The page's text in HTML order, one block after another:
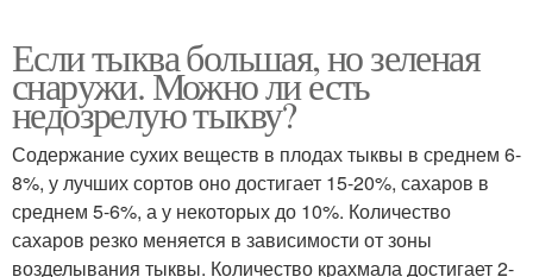
Если тыква большая, но зеленая
снаружи. Можно ли есть
недозрелую тыкву?
Содержание сухих веществ в плодах тыквы в среднем 6-
8%, у лучших сортов оно достигает 15-20%, сахаров в
среднем 5-6%, а у некоторых до 10%. Количество
сахаров резко меняется в зависимости от зоны
возделывания тыквы. Количество крахмала достигает 2-